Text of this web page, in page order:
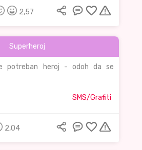
2,57
Superheroj
potreban heroj - odoh da se
SMS/Grafiti
2,04